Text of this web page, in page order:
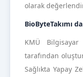
olarak
BioByteTakımı
KMÜ
tarafından
Sağlıkta Yapay